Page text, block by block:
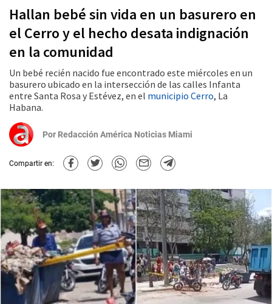
Hallan bebé sin vida en un basurero en
el Cerro y el hecho desata indignación
en la comunidad
Un bebé recién nacido fue encontrado este miércoles en un
basurero ubicado en la intersección de las calles Infanta
entre Santa Rosa y Estévez, en el municipio Cerro, La
Habana.
Por Redacción América Noticias Miami
Compartir en: